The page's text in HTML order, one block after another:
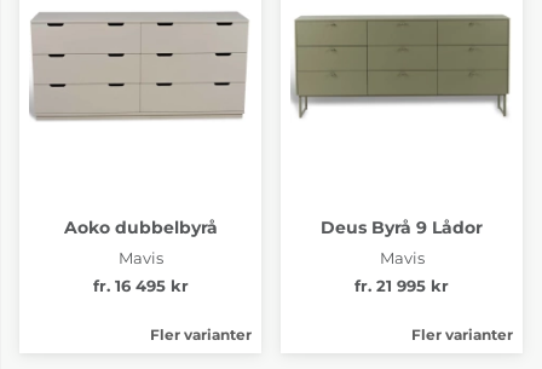
Aoko dubbelbyrå
Mavis
fr. 16 495 kr
Fler varianter
Deus Byrå 9 Lådor
Mavis
fr. 21 995 kr
Fler varianter